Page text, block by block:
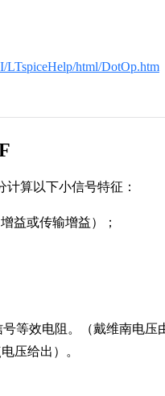
html/DotOp.htm
计算以下小信号特征：
益或传输增益）；
等效电阻。（戴维南电压
压给出）。